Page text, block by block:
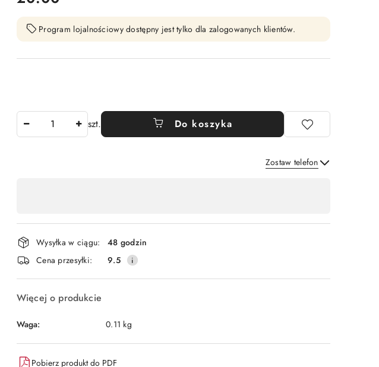
Program lojalnościowy dostępny jest tylko dla zalogowanych klientów.
szt. Do koszyka
Zostaw telefon
płatność
i
dostawa
Wysyłka w ciągu:
48 godzin
Cena przesyłki:
9.5
Więcej o produkcie
Waga: 0.11 kg
Pobierz produkt do PDF